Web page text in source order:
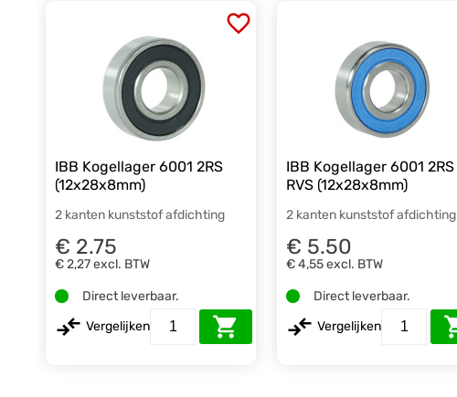
IBB Kogellager 6001 2RS
(12x28x8mm)
2 kanten kunststof afdichting
€ 2.75
€ 2,27excl. BTW
Direct leverbaar.
Vergelijken
IBB Kogellager 6001 2RS
RVS (12x28x8mm)
2 kanten kunststof afdichting
€ 5.50
€ 4,55excl. BTW
Direct leverbaar.
Vergelijken